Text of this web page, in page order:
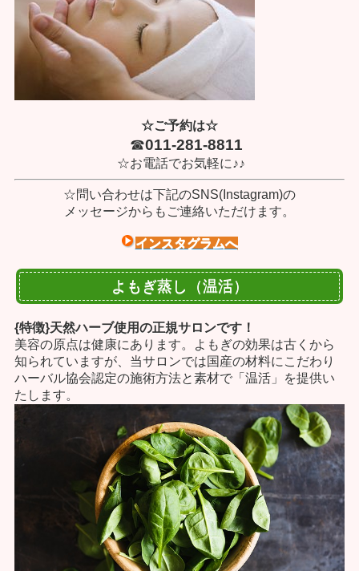
☆ご予約は☆
☎011-281-8811
☆お電話でお気軽に♪♪
☆問い合わせは下記のSNS(Instagram)の
メッセージからもご連絡いただけます。
インスタグラムへ
よもぎ蒸し（温活）
{特徴}天然ハーブ使用の正規サロンです！
美容の原点は健康にあります。よもぎの効果は古くから
知られていますが、当サロンでは国産の材料にこだわり
ハーバル協会認定の施術方法と素材で「温活」を提供い
たします。